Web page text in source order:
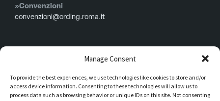
Manage Consent
To provide the best experiences, we use technologies like cookies to store and/or
access device information. Consenting to these technologies will allow us to
process data such as browsing behavior or unique IDs on this site. Not consenting
»Convenzioni
convenzioni@ording.roma.it
Menù
Privacy policy
Cookie policy